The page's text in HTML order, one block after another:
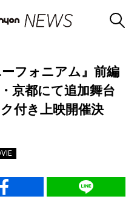
ーフォニアム』前編
京都にて追加舞台
付き上映開催決